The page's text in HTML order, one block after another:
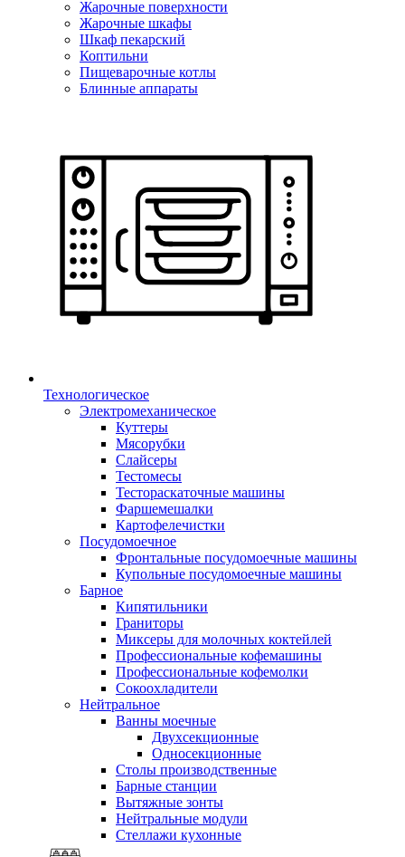
Жарочные поверхности
Жарочные шкафы
Шкаф пекарский
Коптильни
Пищеварочные котлы
Блинные аппараты
Технологическое
Электромеханическое
Куттеры
Мясорубки
Слайсеры
Тестомесы
Тестораскаточные машины
Фаршемешалки
Картофелечистки
Посудомоечное
Фронтальные посудомоечные машины
Купольные посудомоечные машины
Барное
Кипятильники
Граниторы
Миксеры для молочных коктейлей
Профессиональные кофемашины
Профессиональные кофемолки
Сокоохладители
Нейтральное
Ванны моечные
Двухсекционные
Односекционные
Столы производственные
Барные станции
Вытяжные зонты
Нейтральные модули
Стеллажи кухонные